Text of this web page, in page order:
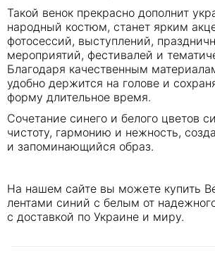
Такой венок прекрасно дополнит
народный костюм, станет ярким
фотосессий, выступлений,
мероприятий, фестивалей и
Благодаря качественным
удобно держится на голове и
форму длительное время.
Сочетание синего и белого цветов
чистоту, гармонию и нежность,
и запоминающийся образ.
На нашем сайте вы можете купить
лентами синий с белым от
с доставкой по Украине и миру.